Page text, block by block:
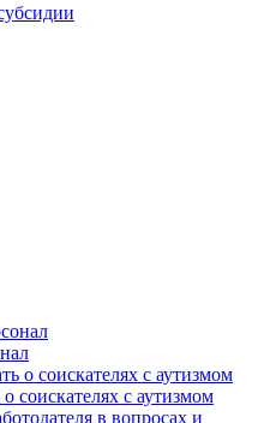
соискателях с аутизмом